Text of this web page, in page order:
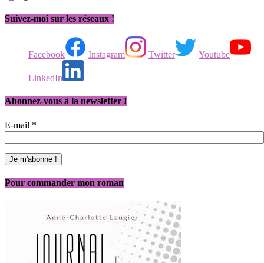
Suivez-moi sur les réseaux !
Facebook Instagram Twitter Youtube
LinkedIn
Abonnez-vous à la newsletter !
E-mail *
Pour commander mon roman